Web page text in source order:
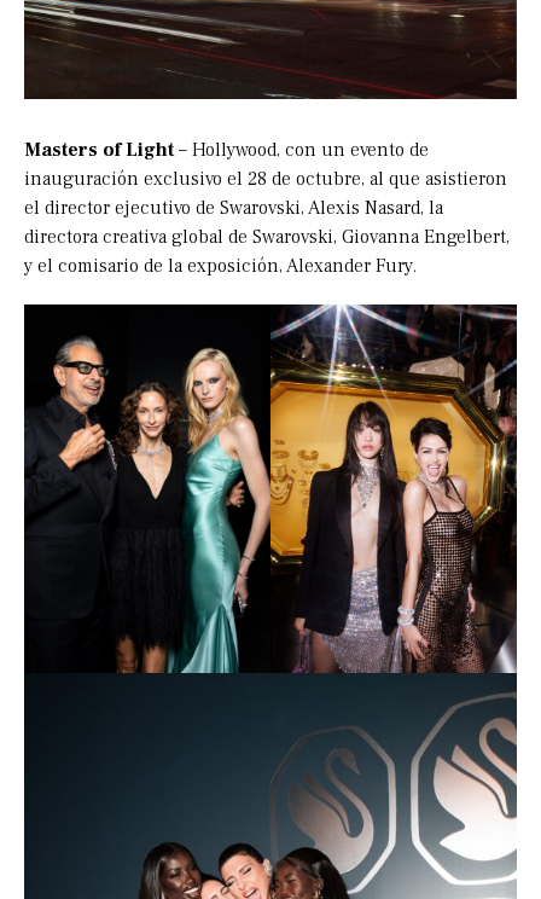
Masters of Light– Hollywood, con un evento de
inauguración exclusivo el 28 de octubre, al que asistieron
el director ejecutivo de Swarovski, Alexis Nasard, la
directora creativa global de Swarovski, Giovanna Engelbert,
y el comisario de la exposición, Alexander Fury.